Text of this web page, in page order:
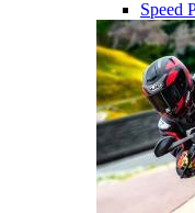
Speed